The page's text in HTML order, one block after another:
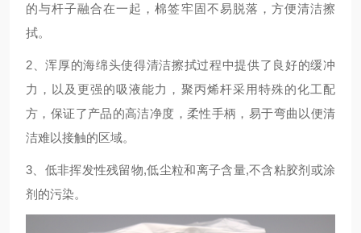
的与杆子融合在一起，棉签牢固不易脱落，方便清洁擦
拭。
2、浑厚的海绵头使得清洁擦拭过程中提供了良好的缓冲
力，以及更强的吸液能力，聚丙烯杆采用特殊的化工配
方，保证了产品的高洁净度，柔性手柄，易于弯曲以便清
洁难以接触的区域。
3、低非挥发性残留物,低尘粒和离子含量,不含粘胶剂或涂
剂的污染。